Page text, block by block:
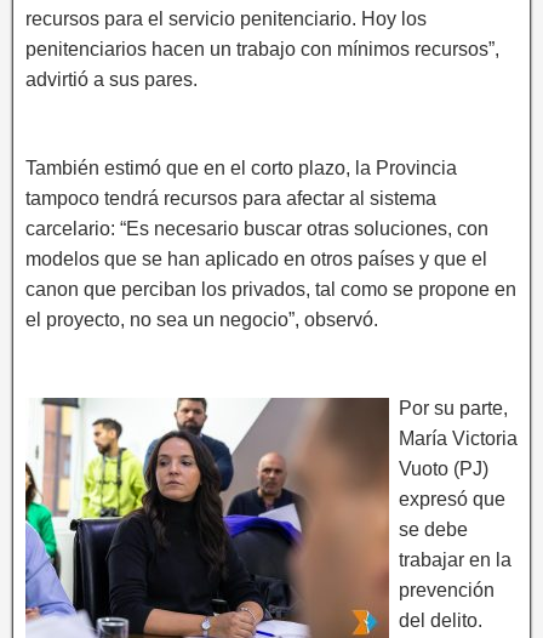
recursos para el servicio penitenciario. Hoy los
penitenciarios hacen un trabajo con mínimos recursos”,
advirtió a sus pares.
También estimó que en el corto plazo, la Provincia
tampoco tendrá recursos para afectar al sistema
carcelario: “Es necesario buscar otras soluciones, con
modelos que se han aplicado en otros países y que el
canon que perciban los privados, tal como se propone en
el proyecto, no sea un negocio”, observó.
Por su parte,
María Victoria
Vuoto (PJ)
expresó que
se debe
trabajar en la
prevención
del delito.